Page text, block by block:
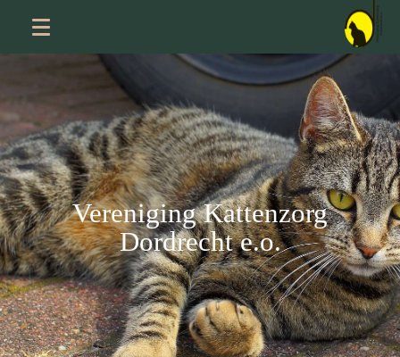
Vereniging Kattenzorg
Dordrecht e.o.